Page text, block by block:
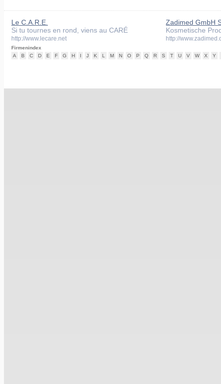
Le C.A.R.E.
Si tu tournes en rond, viens au CARÉ
http://www.lecare.net
Zadimed GmbH
Kosmetische
http://
Firmenindex
A
B C D E F G H I J K L M N O P Q R S T U V W X Y